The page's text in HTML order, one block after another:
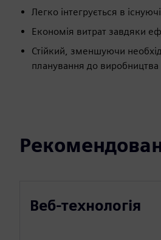
Легко інтегрується в
Економія витрат завдяки
Стійкий, зменшуючи
планування до виробництва
Веб-технологія